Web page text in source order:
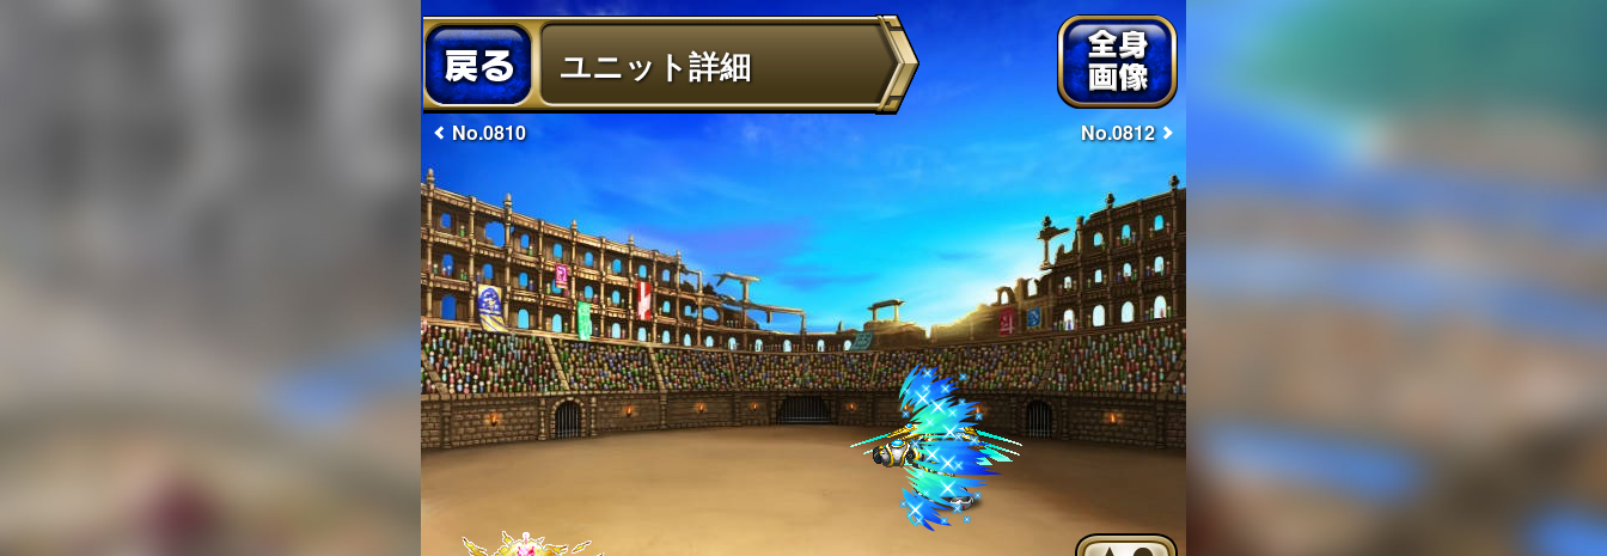
ユニット詳細
No.0810 No.0812